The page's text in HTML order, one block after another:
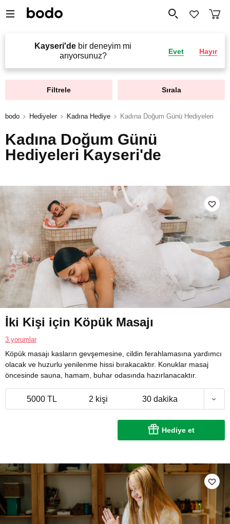
Kayseri'de bir deneyim mi
arıyorsunuz?
Evet Hayır
Filtrele Sırala
bodo Hediyeler Kadına Hediye Kadına Doğum Günü Hediyeleri
Kadına Doğum Günü
Hediyeleri Kayseri'de
İki Kişi için Köpük Masajı
3 yorumlar
Köpük masajı kasların gevşemesine, cildin ferahlamasına yardımcı
olacak ve huzurlu yenilenme hissi bırakacaktır. Konuklar masaj
öncesinde sauna, hamam, buhar odasında hazırlanacaktır.
5000 TL 2 kişi 30 dakika
Hediye et